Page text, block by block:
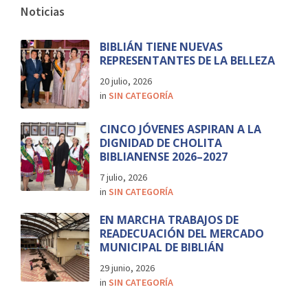
Noticias
BIBLIÁN TIENE NUEVAS
REPRESENTANTES DE LA BELLEZA
20 julio, 2026
in SIN CATEGORÍA
CINCO JÓVENES ASPIRAN A LA
DIGNIDAD DE CHOLITA
BIBLIANENSE 2026–2027
7 julio, 2026
in SIN CATEGORÍA
EN MARCHA TRABAJOS DE
READECUACIÓN DEL MERCADO
MUNICIPAL DE BIBLIÁN
29 junio, 2026
in SIN CATEGORÍA